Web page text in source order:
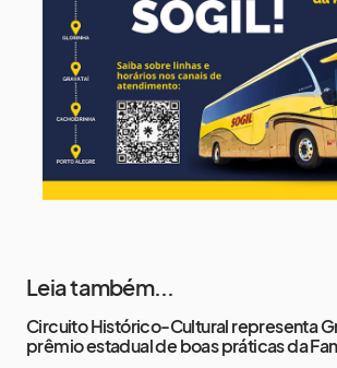
13 de agosto
Quinta-Feira 17° 13°
Leia também...
Circuito Histórico-Cultural representa
prêmio estadual de boas práticas da